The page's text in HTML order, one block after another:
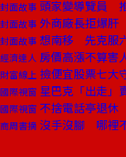
封面故事 頭家變導覽員
封面故事 外商廠長拒爆
封面故事 想南移 先克服
經濟達人 房價高漲不算害
財富線上 撿便宜股票七大
國際視窗 星巴克「出走
國際視窗 不捨電話亭退
商周書摘 沒手沒腳 哪裡